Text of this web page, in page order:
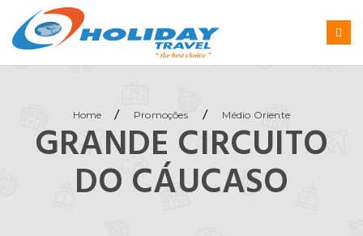
Home / Promoções / Médio Oriente
GRANDE CIRCUITO
DO CÁUCASO